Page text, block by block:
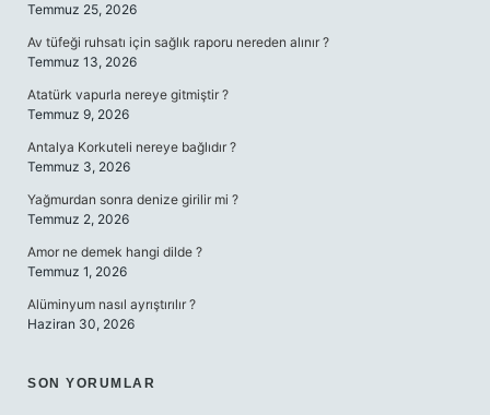
Temmuz 25, 2026
Av tüfeği ruhsatı için sağlık raporu nereden alınır ?
Temmuz 13, 2026
Atatürk vapurla nereye gitmiştir ?
Temmuz 9, 2026
Antalya Korkuteli nereye bağlıdır ?
Temmuz 3, 2026
Yağmurdan sonra denize girilir mi ?
Temmuz 2, 2026
Amor ne demek hangi dilde ?
Temmuz 1, 2026
Alüminyum nasıl ayrıştırılır ?
Haziran 30, 2026
SON YORUMLAR